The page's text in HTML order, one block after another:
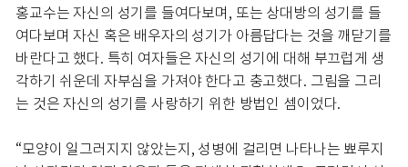
홍교수는 자신의 성기를 들여다보며, 또는 상대방의 성기를 들
여다보며 자신 혹은 배우자의 성기가 아름답다는 것을 깨닫기를
바란다고 했다. 특히 여자들은 자신의 성기에 대해 부끄럽게 생
각하기 쉬운데 자부심을 가져야 한다고 충고했다. 그림을 그리
는 것은 자신의 성기를 사랑하기 위한 방법인 셈이었다.
“모양이 일그러지지 않았는지, 성병에 걸리면 나타나는 뾰루지